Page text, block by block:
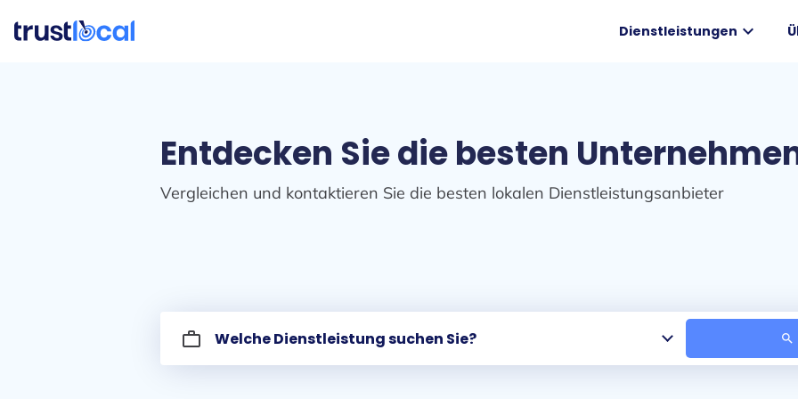
Dienstleistungen expand_more
Entdecken Sie die besten
Vergleichen und kontaktieren Sie die besten lokalen Dienstleistungsanbieter
work_outline search